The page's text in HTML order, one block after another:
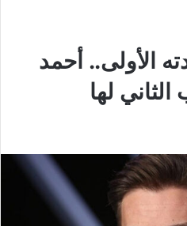
الأولى.. أحمد
لها